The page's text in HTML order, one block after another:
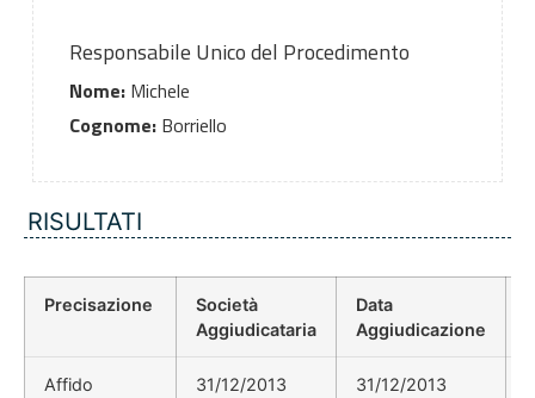
Responsabile Unico del Procedimento
Nome:Michele
Cognome:Borriello
RISULTATI
Precisazione
Società
Aggiudicataria
Data
Aggiudicazione
Affido
31/12/2013 31/12/2013